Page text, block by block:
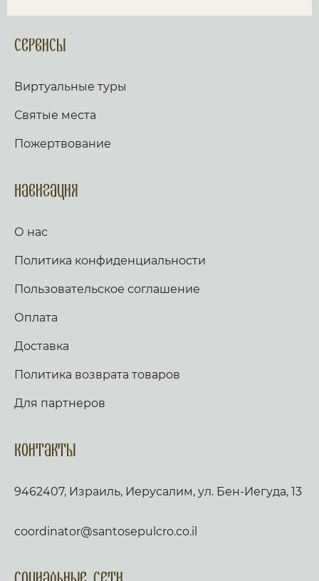
Сервисы
Виртуальные туры
Святые места
Пожертвование
Навигация
О нас
Политика конфиденциальности
Пользовательское соглашение
Оплата
Доставка
Политика возврата товаров
Для партнеров
Контакты
9462407, Израиль, Иерусалим, ул. Бен-Иегуда, 13
coordinator@santosepulcro.co.il